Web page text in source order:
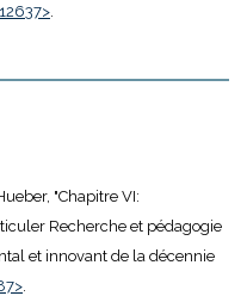
"Chapitre VI:
Recherche et pédagogie
et innovant de la décennie